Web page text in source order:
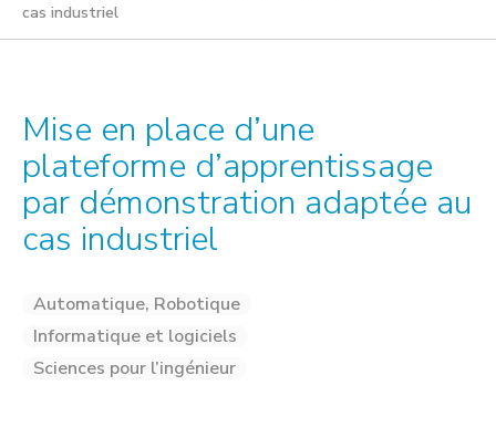
cas industriel
Mise en place d’une
plateforme d’apprentissage
par démonstration adaptée au
cas industriel
Automatique, Robotique
Informatique et logiciels
Sciences pour l’ingénieur